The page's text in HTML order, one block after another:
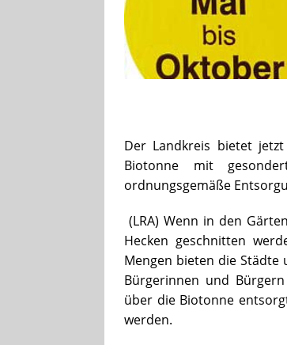
Der Landkreis bietet
Biotonne mit
ordnungsgemäße
(LRA) Wenn in den
Hecken geschnitten
Mengen bieten die Städte
Bürgerinnen und
über die Biotonne
werden.